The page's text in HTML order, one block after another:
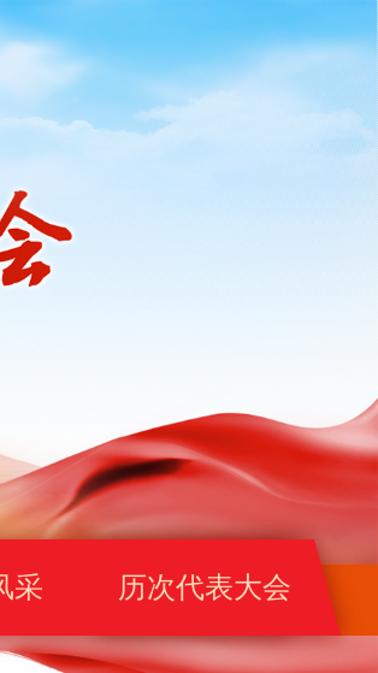
采 历次代表大会